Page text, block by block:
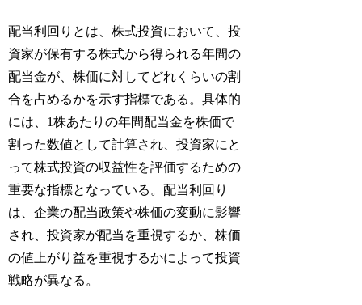
配当利回りとは、株式投資において、投
資家が保有する株式から得られる年間の
配当金が、株価に対してどれくらいの割
合を占めるかを示す指標である。具体的
には、1株あたりの年間配当金を株価で
割った数値として計算され、投資家にと
って株式投資の収益性を評価するための
重要な指標となっている。配当利回り
は、企業の配当政策や株価の変動に影響
され、投資家が配当を重視するか、株価
の値上がり益を重視するかによって投資
戦略が異なる。